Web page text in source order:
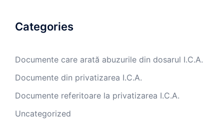
Categories
Documente care arată abuzurile din dosarul I.C.A.
Documente din privatizarea I.C.A.
Documente referitoare la privatizarea I.C.A.
Uncategorized